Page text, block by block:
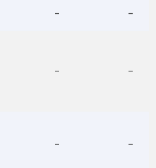
- -
- -
- -